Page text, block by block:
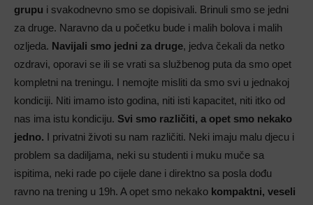
grupu i svakodnevno smo se dopisivali. Brinuli smo se jedni
za druge. Naravno da u početku bude i malih bolova i malih
ozljeda. Navijali smo jedni za druge, jedva čekali da netko
ozdravi, oporavi se ili se vrati sa službenog puta da smo opet
kompletni na treningu. I nemojte misliti da smo svi u jednakoj
kondiciji. Niti imamo isto godina, niti isti kapacitet, niti itko od
nas ima istu kondiciju. Svi smo različiti, a opet smo nekako
jedno. I privatni životi su nam različiti. Neki imaju malu djecu i
problem sa dadiljama, neki su studenti i muku muče sa
ispitima, neki rade po cijele dane i direktno sa posla dođu
ravno na trening u 19h. A opet smo nekako kompaktni, veseli